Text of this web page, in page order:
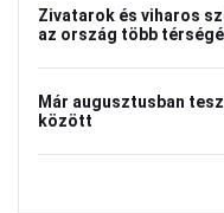
Zivatarok és viharos
az ország több
Már augusztusban
között